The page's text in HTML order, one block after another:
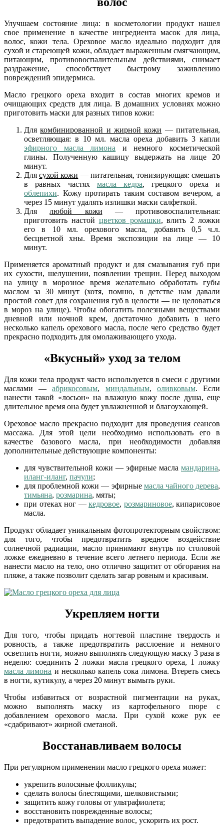
Улучшаем состояние лица: в косметологии продукт нашел
свое применение в качестве ингредиента масок для лица,
волос, кожи тела. Ореховое масло идеально подходит для
сухой и стареющей кожи, обладает выраженным смягчающим,
питающим, противовоспалительным действиями, снимает
раздражение, способствует быстрому заживлению
повреждений эпидермиса.
Масло грецкого ореха входит в состав многих кремов и
очищающих средств для лица. В домашних условиях можно
приготовить маски для разных типов кожи:
Длякомбинированной и жирной кожи — питательная,
осветляющая: в 10 мл. масла ореха добавить 3 капли
эфирного масла лимона и немного косметической
глины. Полученную кашицу выдержать на лице 20
минут.
Длясухой кожи — питательная, тонизирующая: смешать
в равных частях масла кедра, грецкого ореха и
облепихи. Кожу протирать таким составом вечером, а
через 15 минут удалять излишки маски салфеткой.
Длялюбой кожи — противовоспалительная:
приготовить настой цветков ромашки, влить 2 ложки
его в 10 мл. орехового масла, добавить 0,5 ч.л.
бесцветной хны. Время экспозиции на лице — 10
минут.
Применяется ароматный продукт и для смазывания губ при
их сухости, шелушении, появлении трещин. Перед выходом
на улицу в морозное время желательно обработать губы
маслом за 30 минут (хотя, помню, в детстве нам давали
простой совет для сохранения губ в целости — не целоваться
в мороз на улице). Чтобы обогатить полезными веществами
дневной или ночной крем, достаточно добавить в него
несколько капель орехового масла, после чего средство будет
прекрасно подходить для омолаживающего ухода.
«Вкусный» уход за телом
Для кожи тела продукт часто используется в смеси с другими
маслами —абрикосовым, миндальным, оливковым. Если
нанести такой «лосьон» на влажную кожу после душа, еще
длительное время она будет увлажненной и благоухающей.
Ореховое масло прекрасно подходит для проведения сеансов
массажа. Для этой цели необходимо использовать его в
качестве базового масла, при необходимости добавляя
дополнительные действующие компоненты:
для чувствительной кожи — эфирные масла мандарина,
иланг-иланг, пачули;
для проблемной кожи — эфирные масла чайного дерева,
тимьяна, розмарина, мяты;
при отеках ног — кедровое, розмариновое, кипарисовое
масла.
Продукт обладает уникальным фотопротекторным свойством:
для того, чтобы предотвратить вредное воздействие
солнечной радиации, масло принимают внутрь по столовой
ложке ежедневно в течение всего летнего периода. Если же
нанести масло на тело, оно отлично защитит от обгорания на
пляже, а также позволит сделать загар ровным и красивым.
Укрепляем ногти
Для того, чтобы придать ногтевой пластине твердость и
ровность, а также предотвратить расслоение и немного
осветлить ногти, можно выполнять следующую маску 3 раза в
неделю: соединить 2 ложки масла грецкого ореха, 1 ложку
масла лимона и несколько капель сока лимона. Втереть смесь
в ногти, кутикулу, а через 20 минут вымыть руки.
Чтобы избавиться от возрастной пигментации на руках,
можно выполнять маску из картофельного пюре с
добавлением орехового масла. При сухой коже рук ее
«сдабривают» жирной сметаной.
Восстанавливаем волосы
При регулярном применении масло грецкого ореха может:
укрепить волосяные фолликулы;
сделать волосы блестящими, шелковистыми;
защитить кожу головы от ультрафиолета;
восстановить поврежденные волосы;
предотвратить выпадение волос, ускорить их рост.